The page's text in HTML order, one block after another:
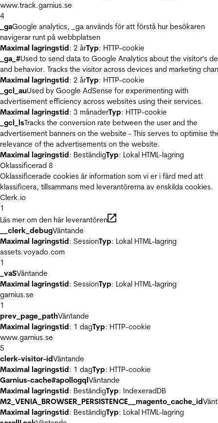
www.track.garnius.se
4
_gaGoogle analytics, _ga används för att förstå hur besökaren
navigerar runt på webbplatsen
Maximal lagringstid: 2 årTyp: HTTP-cookie
_ga_#Used to send data to Google Analytics about the visitor's
and behavior. Tracks the visitor across devices and marketing
Maximal lagringstid: 2 årTyp: HTTP-cookie
_gcl_auUsed by Google AdSense for experimenting with
advertisement efficiency across websites using their services.
Maximal lagringstid: 3 månaderTyp: HTTP-cookie
_gcl_lsTracks the conversion rate between the user and the
advertisement banners on the website - This serves to optimise
relevance of the advertisements on the website.
Maximal lagringstid: BeständigTyp: Lokal HTML-lagring
Oklassificerad 8
Oklassificerade cookies är information som vi er i färd med att
klassificera, tillsammans med leverantörerna av enskilda cookies.
Clerk.io
1
Läs mer om den här leverantören
__clerk_debugVäntande
Maximal lagringstid: SessionTyp: Lokal HTML-lagring
assets.voyado.com
1
_vaSVäntande
Maximal lagringstid: SessionTyp: Lokal HTML-lagring
garnius.se
1
prev_page_pathVäntande
Maximal lagringstid: 1 dagTyp: HTTP-cookie
www.garnius.se
5
clerk-visitor-idVäntande
Maximal lagringstid: 1 dagTyp: HTTP-cookie
Garnius-cache#apollogqlVäntande
Maximal lagringstid: BeständigTyp: IndexeradDB
M2_VENIA_BROWSER_PERSISTENCE__magento_cache_id
Maximal lagringstid: BeständigTyp: Lokal HTML-lagring